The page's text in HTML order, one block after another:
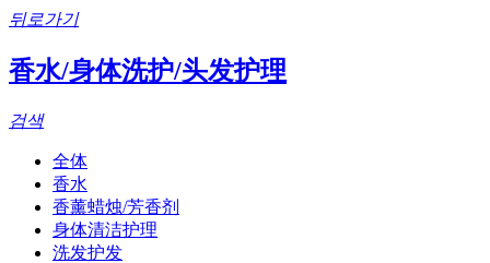
뒤로가기
香水/身体洗护/头发护理
검색
全体
香水
香薰蜡烛/芳香剂
身体清洁护理
洗发护发